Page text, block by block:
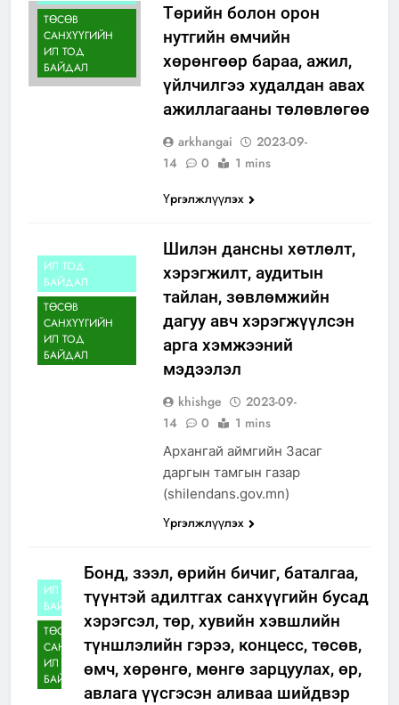
ТӨСӨВ
САНХҮҮГИЙН
ИЛ ТОД
БАЙДАЛ
Төрийн болон орон
нутгийн өмчийн
хөрөнгөөр бараа, ажил,
үйлчилгээ худалдан авах
ажиллагааны төлөвлөгөө
arkhangai
2023-09-
14
0
1 mins
Үргэлжлүүлэх
ИЛ ТОД
БАЙДАЛ
ТӨСӨВ
САНХҮҮГИЙН
ИЛ ТОД
БАЙДАЛ
Шилэн дансны хөтлөлт,
хэрэгжилт, аудитын
тайлан, зөвлөмжийн
дагуу авч хэрэгжүүлсэн
арга хэмжээний
мэдээлэл
khishge
2023-09-
14
0 1 mins
Архангай аймгийн Засаг
даргын тамгын газар
(shilendans.gov.mn)
Үргэлжлүүлэх
ИЛ ТОД
БАЙДАЛ
ТӨСӨВ
САНХҮҮГИЙН
ИЛ ТОД
БАЙДАЛ
Бонд, зээл, өрийн бичиг, баталгаа,
түүнтэй адилтгах санхүүгийн бусад
хэрэгсэл, төр, хувийн хэвшлийн
түншлэлийн гэрээ, концесс, төсөв,
өмч, хөрөнгө, мөнгө зарцуулах, өр,
авлага үүсгэсэн аливаа шийдвэр